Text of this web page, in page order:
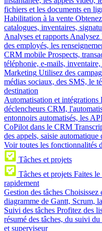
fichiers et les documents en
Habilitation à la vente
catalogues, inventaires,
Analyses et rapports Analysez
des employés, les
CRM mobile Prospects,
téléphonie, e-mails,
Marketing Utilisez des
médias sociaux, des SMS, le
destination
Automatisation et intégrations
déclencheurs CRM,
entonnoirs automatisés, les
CoPilot dans le CRM
des appels, saisie automatique
Voir toutes les fonctionnalités
Tâches et projets
Tâches et projets Faites
rapidement
Gestion des tâches Choisissez
diagramme de Gantt, Scrum,
Suivi des tâches Profitez des
résumé des tâches, du suivi
et superviseur